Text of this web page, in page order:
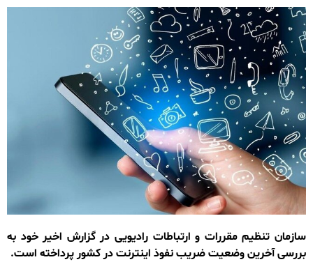
سازمان تنظیم مقررات و ارتباطات رادیویی در گزارش اخیر خود به
بررسی آخرین وضعیت ضریب نفوذ اینترنت در کشور پرداخته است.